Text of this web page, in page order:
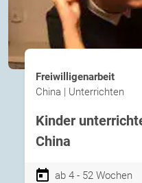
Freiwilligenarbeit
China | Unterrichten
Kinder
China
ab 4 - 52 Wochen